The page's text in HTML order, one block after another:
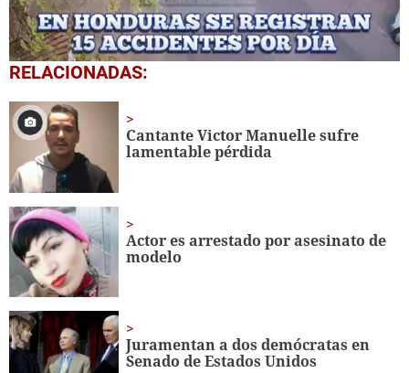
0
seconds
1
minute,
56
seconds
RELACIONADAS:
Cantante Victor Manuelle sufre
lamentable pérdida
Actor es arrestado por asesinato de
modelo
Juramentan a dos demócratas en
Senado de Estados Unidos